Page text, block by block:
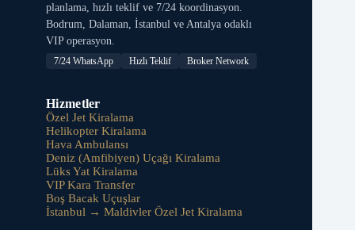
planlama, hızlı teklif ve 7/24 koordinasyon.
Bodrum, Dalaman, İstanbul ve Antalya odaklı
VIP operasyon.
7/24 WhatsApp Hızlı Teklif Broker Network
Hizmetler
Özel Jet Kiralama
Helikopter Kiralama
Hava Ambulansı
Deniz (Amfibiyen) Uçağı Kiralama
Lüks Yat Kiralama
VIP Kara Transfer
Boş Bacak Uçuşlar
İstanbul → Maldivler Özel Jet Kiralama